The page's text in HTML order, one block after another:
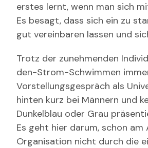
erstes lernt, wenn man sich
Es besagt, dass sich ein zu
gut vereinbaren lassen und
Trotz der zunehmenden
den-Strom-Schwimmen
Vorstellungsgespräch als
hinten kurz bei Männern und
Dunkelblau oder Grau
Es geht hier darum, schon
Organisation nicht durch die